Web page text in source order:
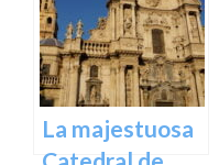
Barroca en
España en
Murcia
La majestuosa